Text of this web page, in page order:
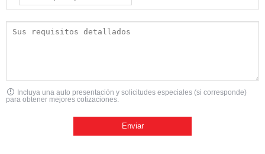
Incluya una auto presentación y solicitudes especiales (si corresponde)
para obtener mejores cotizaciones.